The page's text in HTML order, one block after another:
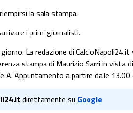
la sala stampa.
i primi giornalisti.
La redazione di
stampa di Maurizio Sarri in vista
A. Appuntamento a partire dalle 13.00
direttamente su Google